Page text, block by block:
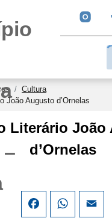
Cultura
João Augusto d’Ornelas
Facebook
Literário João
d’Ornelas